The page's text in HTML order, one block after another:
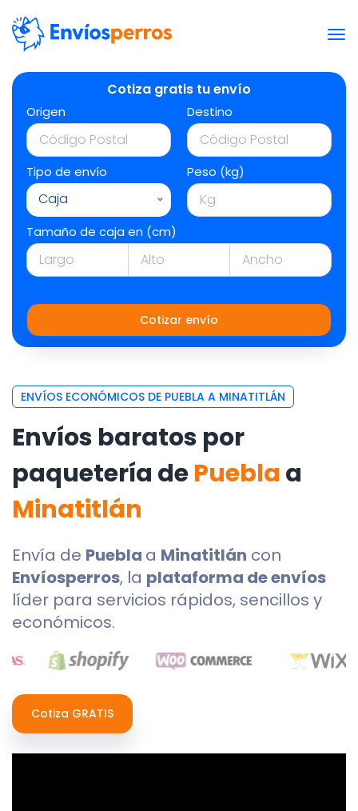
Cotiza gratis tu envío
Origen Destino
Tipo de envío
Caja
Peso (kg)
Tamaño de caja en (cm)
Cotizar envío
ENVÍOS ECONÓMICOS DE PUEBLA A MINATITLÁN
Envíos baratos por
paquetería dePuebla a
Minatitlán
Envía de Puebla a Minatitlán con
Envíosperros, la plataforma de envíos
líder para servicios rápidos, sencillos y
económicos.
Cotiza GRATIS